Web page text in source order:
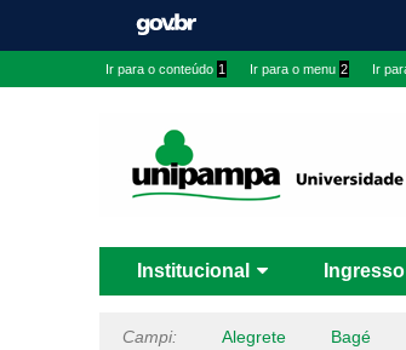
Ir para o conteúdo 1 Ir para o menu 2 Ir
Institucional Ingresso
Campi: Alegrete Bagé